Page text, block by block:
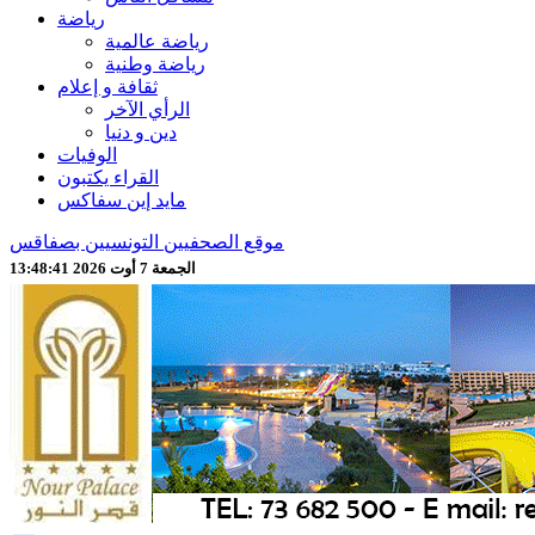
رياضة
رياضة عالمية
رياضة وطنية
ثقافة و إعلام
الرأي الآخر
دين و دنيا
الوفيات
القراء يكتبون
مايد إين سفاكس
موقع الصحفيين التونسيين بصفاقس
الجمعة 7 أوت 2026 13:48:43